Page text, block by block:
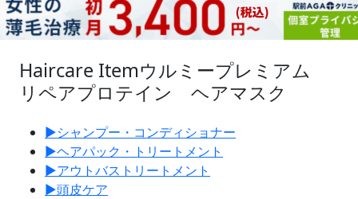
Haircare Itemウルミープレミアム
リペアプロテイン ヘアマスク
▶︎シャンプー・コンディショナー
▶︎ヘアパック・トリートメント
▶︎アウトバストリートメント
▶︎頭皮ケア